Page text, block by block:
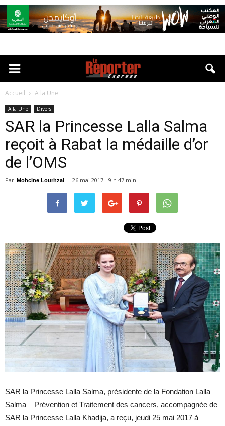
Accueil A la Une
A la Une Divers
SAR la Princesse Lalla Salma
reçoit à Rabat la médaille d’or
de l’OMS
Par Mohcine Lourhzal - 26 mai 2017 - 9 h 47 min
SAR la Princesse Lalla Salma, présidente de la Fondation Lalla
Salma – Prévention et Traitement des cancers, accompagnée de
SAR la Princesse Lalla Khadija, a reçu, jeudi 25 mai 2017 à